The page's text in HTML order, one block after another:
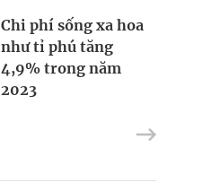
Chi phí sống xa hoa
như tỉ phú tăng
4,9% trong năm
2023
Định vị doanh
nghiệp Việt trên
bản đồ kinh tế toàn
cầu
con
“Bà hoàng” trang